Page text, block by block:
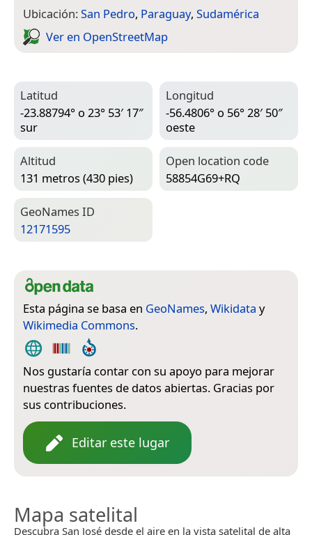
Ubicación:San Pedro, Paraguay, Sudamérica
Ver en Open­Street­Map
Latitud
-23.88794° o 23° 53′ 17″
sur
Longitud
-56.4806° o 56° 28′ 50″
oeste
Altitud
131 metros (430 pies)
Open location code
58854G69+RQ
Geo­Names ID
12171595
Esta página se basa en GeoNames, Wikidata y
Wikimedia Commons.
Nos gustaría contar con su apoyo para mejorar
nuestras fuentes de datos abiertas. Gracias por
sus contribuciones.
Editar este lugar
Mapa satelital
Descubra San José desde el aire en la vista satelital de alta